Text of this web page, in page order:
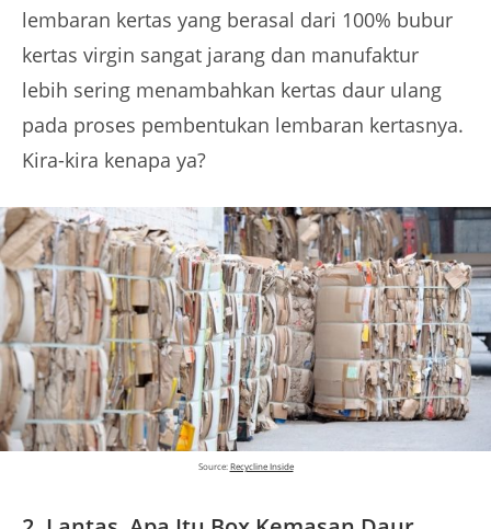
lembaran kertas yang berasal dari 100% bubur
kertas virgin sangat jarang dan manufaktur
lebih sering menambahkan kertas daur ulang
pada proses pembentukan lembaran kertasnya.
Kira-kira kenapa ya?
Source: Recycline Inside